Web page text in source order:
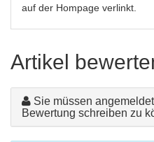
auf der Hompage verlinkt.
Artikel
Sie müssen
Bewertung schreiben zu